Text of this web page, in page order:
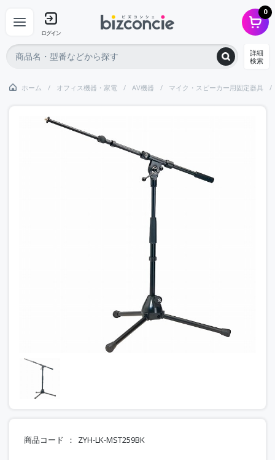
ログイン
0
詳細
検索
ホーム オフィス機器・家電 AV機器 マイク・スピーカー用固定器具
商品コード ZYH-LK-MST259BK